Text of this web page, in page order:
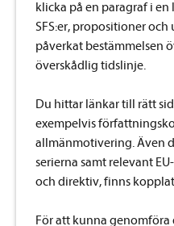
klicka på en paragraf i
SFS:er, propositioner
påverkat bestämmelsen
överskådlig tidslinje.
Du hittar länkar till rätt
exempelvis
allmänmotivering. Även
serierna samt relevant
och direktiv, finns
För att kunna genomföra